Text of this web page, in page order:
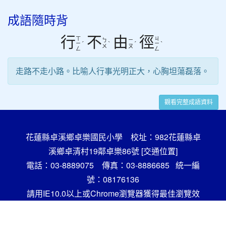
成語隨時背
行ㄒ
ㄧ
ㄥ
ˊ 不 ㄅ
ㄨ ˋ 由 ㄧ
ㄡ ˊ 徑 ㄐ
ㄧ
ㄥ
ˋ
走路不走小路。比喻人行事光明正大，心胸坦蕩磊落。
觀看完整成語資料
花蓮縣卓溪鄉卓樂國民小學 校址：982花蓮縣卓
溪鄉卓清村19鄰卓樂86號 [交通位置]
電話：03-8889075 傳真：03-8886685 統一編
號：08176136
請用IE10.0以上或Chrome瀏覽器獲得最佳瀏覽效